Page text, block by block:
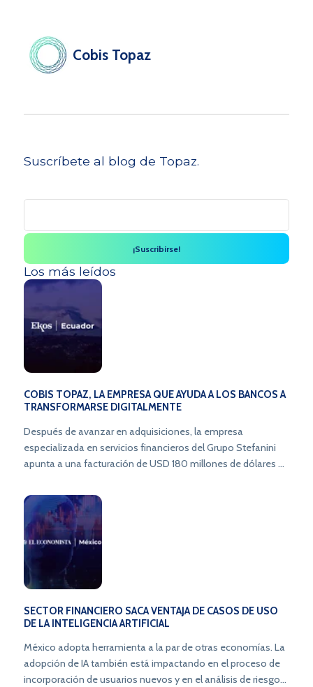
Cobis Topaz
Suscríbete al blog de Topaz.
Los más leídos
COBIS TOPAZ, LA EMPRESA QUE AYUDA A LOS BANCOS A
TRANSFORMARSE DIGITALMENTE
Después de avanzar en adquisiciones, la empresa
especializada en servicios financieros del Grupo Stefanini
apunta a una facturación de USD 180 millones de dólares en
SECTOR FINANCIERO SACA VENTAJA DE CASOS DE USO
DE LA INTELIGENCIA ARTIFICIAL
México adopta herramienta a la par de otras economías. La
adopción de IA también está impactando en el proceso de
incorporación de usuarios nuevos y en el análisis de riesgos,